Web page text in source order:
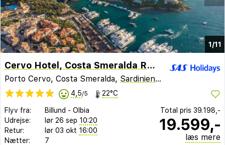
1/11
Cervo Hotel, Costa Smeralda Resort
Porto Cervo, Costa Smeralda, Sardinien,Italien
4,5/5 22°C
Flyv fra: Billund - Olbia
Udrejse:
lør 26 sep 10:20
Retur:
lør 03 okt 16:00
Nætter:
7
Total pris 39.198,-
19.599,-
læs mere